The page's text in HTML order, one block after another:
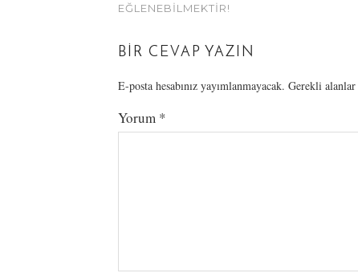
EĞLENEBILMEKTIR!
BIR CEVAP YAZIN
E-posta hesabınız yayımlanmayacak. Gerekli alanlar
Yorum *